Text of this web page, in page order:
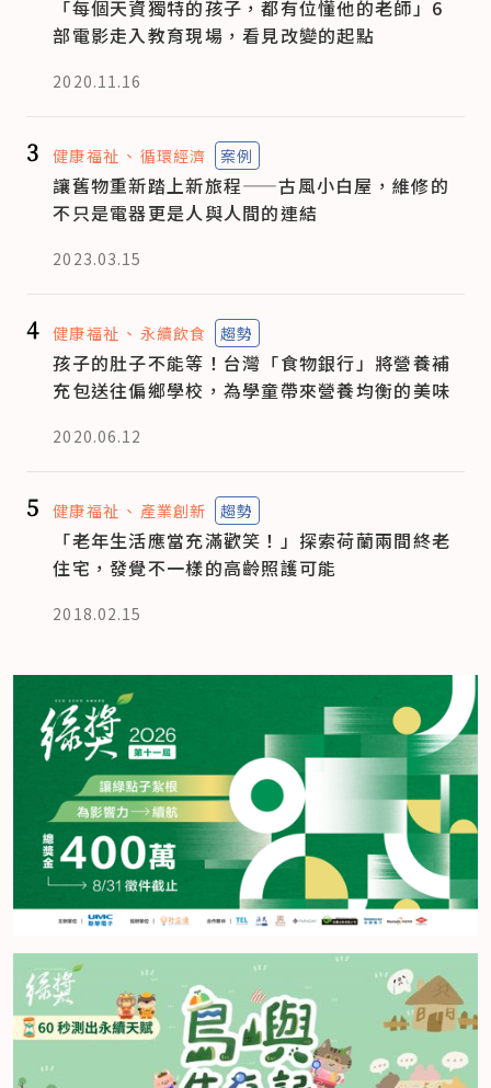
「每個天資獨特的孩子，都有位懂他的老師」6
部電影走入教育現場，看見改變的起點
2020.11.16
3 健康福祉 循環經濟 案例
讓舊物重新踏上新旅程——古風小白屋，維修的
不只是電器更是人與人間的連結
2023.03.15
4 健康福祉 永續飲食 趨勢
孩子的肚子不能等！台灣「食物銀行」將營養補
充包送往偏鄉學校，為學童帶來營養均衡的美味
2020.06.12
5 健康福祉 產業創新 趨勢
「老年生活應當充滿歡笑！」探索荷蘭兩間終老
住宅，發覺不一樣的高齡照護可能
2018.02.15